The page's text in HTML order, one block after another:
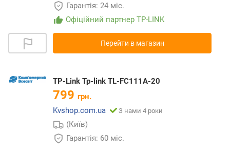
Гарантія: 24 міс.
Офіційний партнер TP-LINK
Перейти в магазин
TP-Link Tp-link TL-FC111A-20
799 грн.
Kvshop.com.ua
З нами 4 роки
(Київ)
Гарантія: 60 міс.